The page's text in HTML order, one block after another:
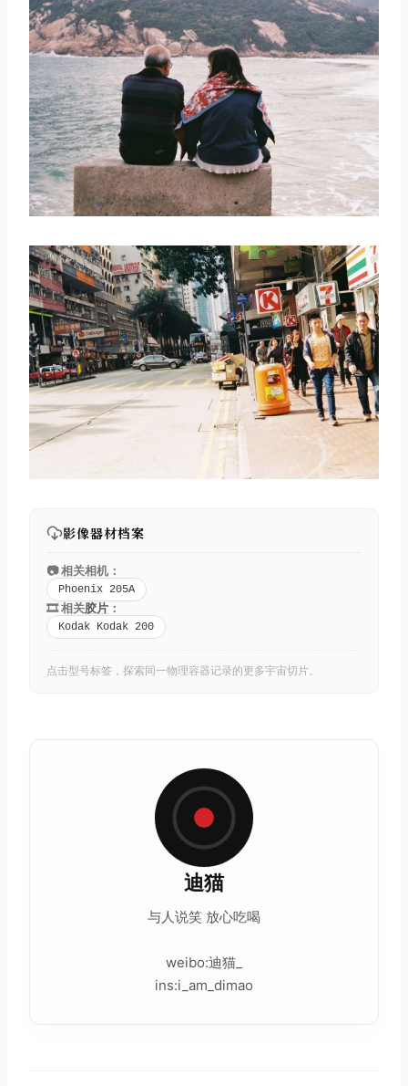
影像器材档案
📷 相关相机：
Phoenix 205A
🎞️ 相关胶片 ：
Kodak Kodak 200
点击型号标签，探索同一物理容器记录的更多宇宙切片。
迪猫
与人说笑 放心吃喝
weibo:迪猫_
ins:i_am_dimao